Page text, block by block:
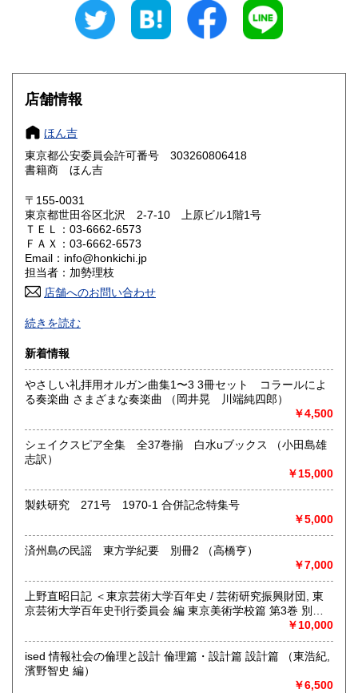
1,220円 三重県
大阪府
奈良県
鳥取県 1,470円 島根県
岡山県
山口県 1,470円
香川県 1,590円
高知県 1,590円
佐賀県
熊本県 1,730円 大分県 1,730円
宮崎県 1,730円 鹿児島県
3,520円
店舗情報
ほん吉
東京都公安委員会許可番号 303260806418
書籍商 ほん吉
〒155-0031
東京都世田谷区北沢 2-7-10 上原ビル1階1号
ＴＥＬ：03-6662-6573
ＦＡＸ：03-6662-6573
Email：info@honkichi.jp
担当者：加勢理枝
店舗へのお問い合わせ
ごはんの炊き方から人生の危機まで。
出版年を問わず、社会や自分について考える友となる本、生
沿線名：小田急線/京王井の頭線
最寄駅：下北沢駅 南口徒歩3分 「北沢タウンホール」正面
入り口前
定休日：月曜日
書籍の買取について
●店頭買取いたします。営業時間中に直接お持ち下さい。ご予
約等は必要ありません。担当者が留守の場合には、お預かり
●大量の場合は、出張買取致します。本の所在地、大体の量や
内容をお知らせ下さい。ご予約の日に現地に担当者が参りま
●遠方の方、ご多忙の方は、宅配便着払いによる買取もしてお
ります。あらかじめ量や内容をご連絡頂き、当店から送付致
します必要書類・伝票をご利用下さい。お支払いは指定口座
への振込、店頭支払をお選び頂けます。
取り扱い分野
続きを読む
新着情報
やさしい礼拝用オルガン曲集1〜3 3冊セット コラールによ
る奏楽曲 さまざまな奏楽曲 （岡井晃 川端純四郎）
￥4,500
シェイクスピア全集 全37巻揃 白水uブックス （小田島雄
志訳）
￥15,000
製鉄研究 271号 1970-1 合併記念特集号
￥5,000
済州島の民謡 東方学紀要 別冊2 （高橋亨）
￥7,000
上野直昭日記 ＜東京芸術大学百年史 / 芸術研究振興財団, 東
京芸術大学百年史刊行委員会 編 東京美術学校篇 第3巻 別巻
￥10,000
ised 情報社会の倫理と設計 倫理篇・設計篇 設計篇 （東浩紀,
濱野智史 編）
￥6,500